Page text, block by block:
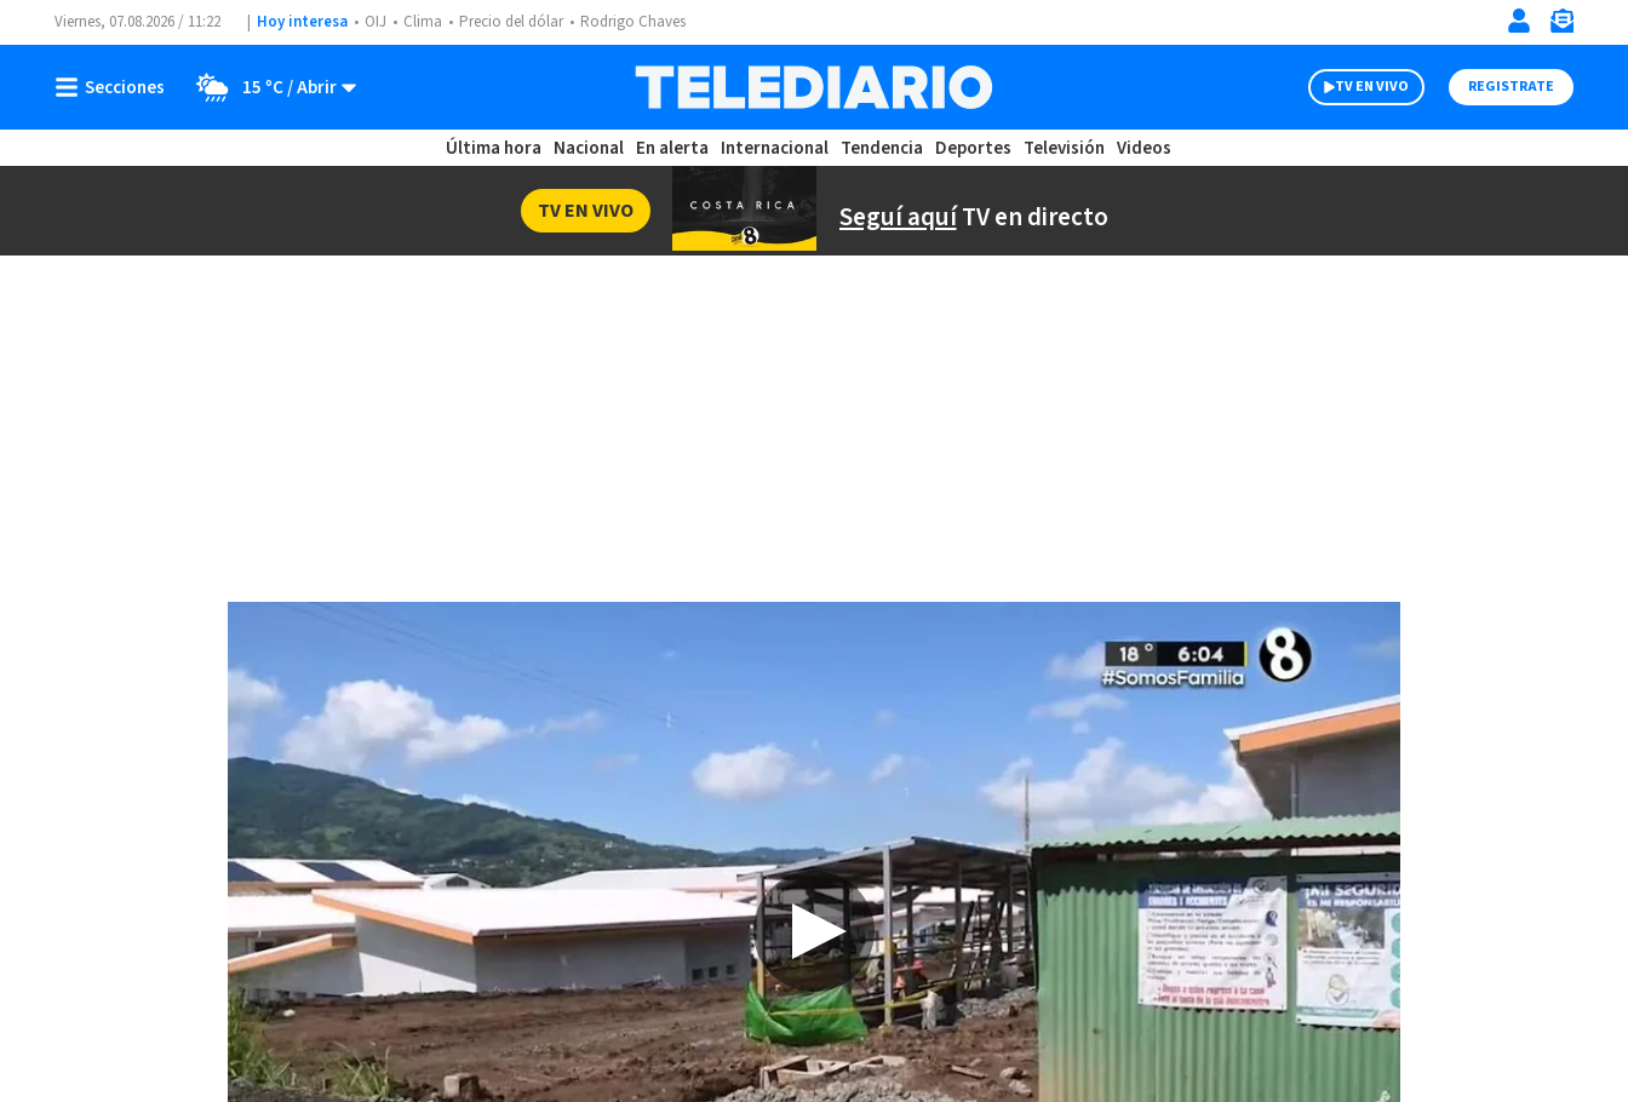
Viernes, 07.08.2026 / 11:22 Hoy interesa OIJ Clima Precio del dólar Rodrigo Chaves
15 ºC TV EN VIVO REGISTRATE
Última hora Nacional En alerta Internacional Tendencia Deportes Televisión Videos
Seguí aquíTV en directo
TV EN VIVO